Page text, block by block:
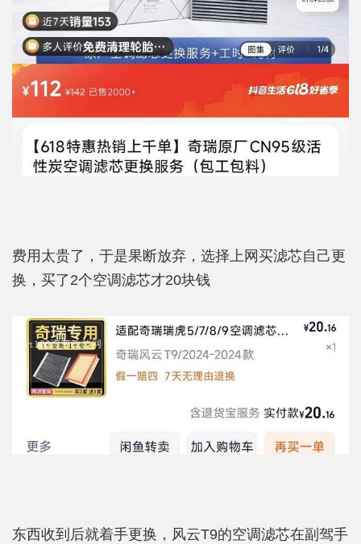
费用太贵了，于是果断放弃，选择上网买滤芯自己更
换，买了2个空调滤芯才20块钱
东西收到后就着手更换，风云T9的空调滤芯在副驾手